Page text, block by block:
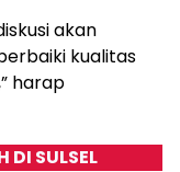
akan
kualitas
harap
SULSEL